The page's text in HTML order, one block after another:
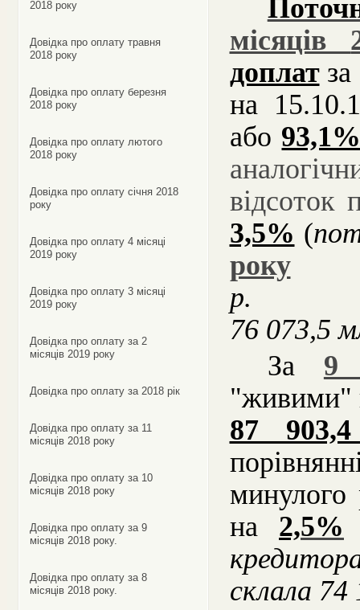
2018 року
Довідка про оплату травня
2018 року
Довідка про оплату березня
2018 року
Довідка про оплату лютого
2018 року
Довідка про оплату січня 2018
року
Довідка про оплату 4 місяці
2019 року
Довідка про оплату 3 місяці
2019 року
Довідка про оплату за 2
місяців 2019 року
Довідка про оплату за 2018 рік
Довідка про оплату за 11
місяців 2018 року
Довідка про оплату за 10
місяців 2018 року
Довідка про оплату за 9
місяців 2018 року.
Довідка про оплату за 8
місяців 2018 року.
місяців
доплатза
на
або
відсоток
3,5% (
року
р.
76 073,5
За 9
"живими"
87
на 2,5%
склала 74